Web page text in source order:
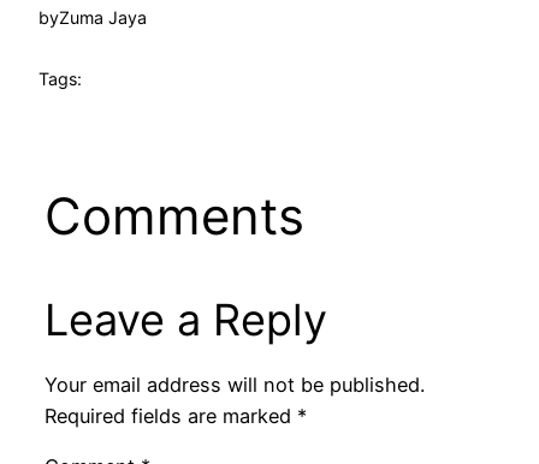
byZuma Jaya
Tags:
Comments
Leave a Reply
Your email address will not be published.
Required fields are marked *